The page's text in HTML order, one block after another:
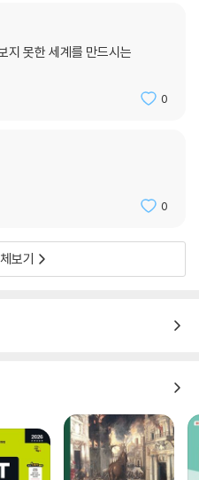
지 못한 세계를 만드시는
0
0
보기